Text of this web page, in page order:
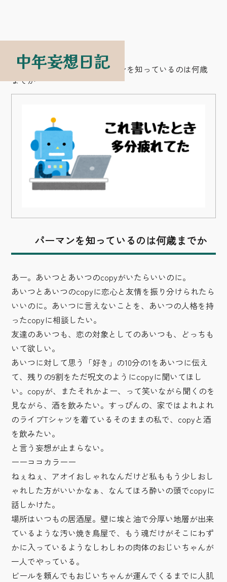
中年妄想日記
中年妄想日記>妄想> パーマンを知っているのは何歳
までか
パーマンを知っているのは何歳までか
あー。あいつとあいつのcopyがいたらいいのに。
あいつとあいつのcopyに恋心と友情を振り分けられたら
いいのに。あいつに言えないことを、あいつの人格を持
ったcopyに相談したい。
友達のあいつも、恋の対象としてのあいつも、どっちも
いて欲しい。
あいつに対して思う「好き」の10分の1をあいつに伝え
て、残りの9割をただ呪文のようにcopyに聞いてほし
い。copyが、またそれかよー、って笑いながら聞くのを
見ながら、酒を飲みたい。すっぴんの、家ではよれよれ
のライブTシャツを着ているそのままの私で、copyと酒
を飲みたい。
と言う妄想が止まらない。
ーーココカラーー
ねぇねぇ、アオイおしゃれなんだけど私ももう少しおし
ゃれした方がいいかなぁ、なんてほろ酔いの頭でcopyに
話しかけた。
場所はいつもの居酒屋。壁に埃と油で分厚い地層が出来
ているような汚い焼き鳥屋で、もう魂だけがそこにわず
かに入っているようなしわしわの肉体のおじいちゃんが
一人でやっている。
ビールを頼んでもおじいちゃんが運んでくるまでに人肌